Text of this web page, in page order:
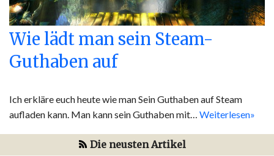
Wie lädt man sein Steam-
Guthaben auf
Ich erkläre euch heute wie man Sein Guthaben auf Steam
aufladen kann. Man kann sein Guthaben mit… Weiterlesen»
Die neusten Artikel